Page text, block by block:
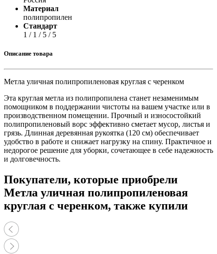
Материал
полипропилен
Стандарт
1 / 1 / 5 / 5
Описание товара
Метла уличная полипропиленовая круглая с черенком
Эта круглая метла из полипропилена станет незаменимым
помощником в поддержании чистоты на вашем участке или в
производственном помещении. Прочный и износостойкий
полипропиленовый ворс эффективно сметает мусор, листья и
грязь. Длинная деревянная рукоятка (120 см) обеспечивает
удобство в работе и снижает нагрузку на спину. Практичное и
недорогое решение для уборки, сочетающее в себе надежность
и долговечность.
Покупатели, которые приобрели
Метла уличная полипропиленовая
круглая с черенком, также купили